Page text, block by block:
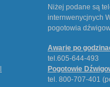
Niżej podane są
internwenycjnych
pogotowia
Awarie po
tel.605-644-493
Pogotowie
tel. 800-707-401